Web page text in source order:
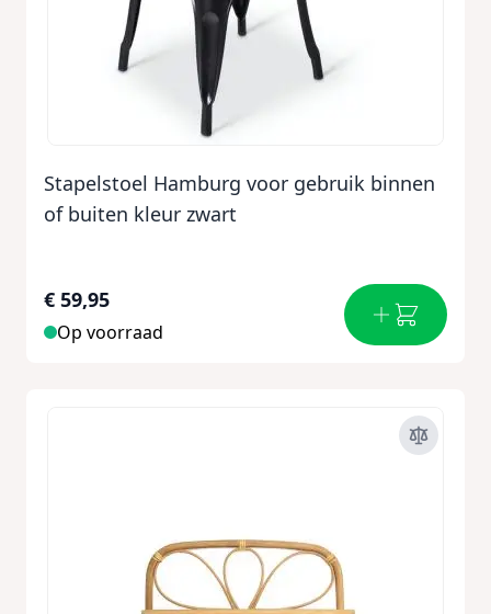
Stapelstoel Hamburg voor gebruik binnen
of buiten kleur zwart
€ 59,95
Op voorraad